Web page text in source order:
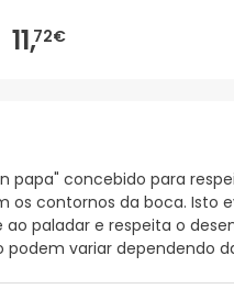
11,72€
concebido para
contornos da boca. Isto
paladar e respeita o
podem variar dependendo